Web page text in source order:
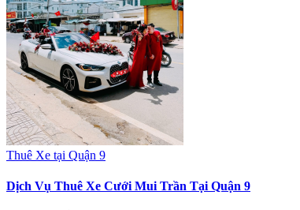
Thuê Xe tại Quận 9
Dịch Vụ Thuê Xe Cưới Mui Trần Tại Quận 9